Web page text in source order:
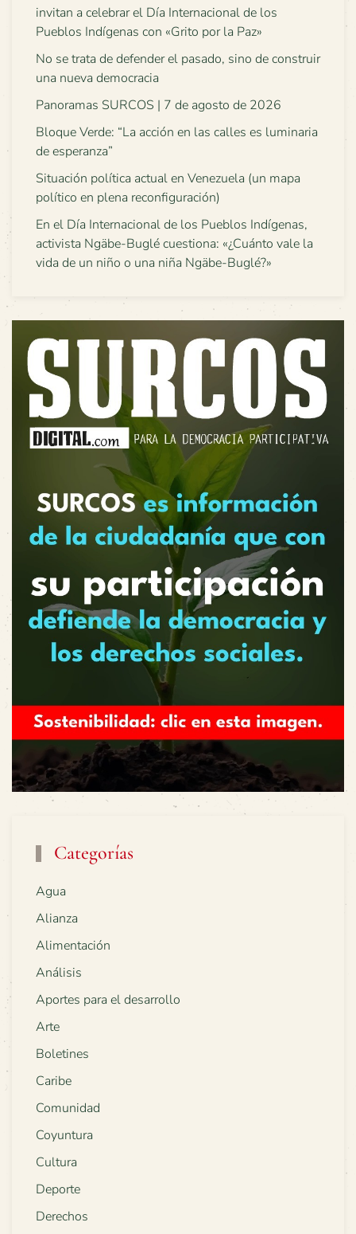
invitan a celebrar el Día Internacional de los
Pueblos Indígenas con «Grito por la Paz»
No se trata de defender el pasado, sino de construir
una nueva democracia
Panoramas SURCOS | 7 de agosto de 2026
Bloque Verde: “La acción en las calles es luminaria
de esperanza”
Situación política actual en Venezuela (un mapa
político en plena reconfiguración)
En el Día Internacional de los Pueblos Indígenas,
activista Ngäbe-Buglé cuestiona: «¿Cuánto vale la
vida de un niño o una niña Ngäbe-Buglé?»
Categorías
Agua
Alianza
Alimentación
Análisis
Aportes para el desarrollo
Arte
Boletines
Caribe
Comunidad
Coyuntura
Cultura
Deporte
Derechos